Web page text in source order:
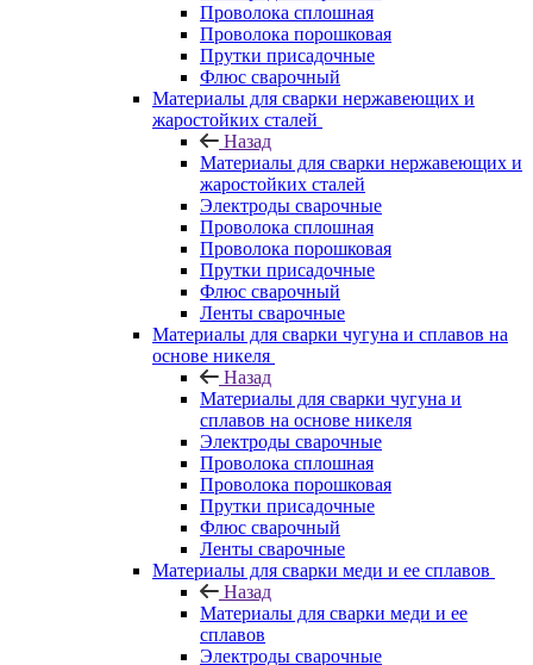
Проволока сплошная
Проволока порошковая
Прутки присадочные
Флюс сварочный
Материалы для сварки нержавеющих и
жаростойких сталей
Назад
Материалы для сварки нержавеющих и
жаростойких сталей
Электроды сварочные
Проволока сплошная
Проволока порошковая
Прутки присадочные
Флюс сварочный
Ленты сварочные
Материалы для сварки чугуна и сплавов на
основе никеля
Назад
Материалы для сварки чугуна и
сплавов на основе никеля
Электроды сварочные
Проволока сплошная
Проволока порошковая
Прутки присадочные
Флюс сварочный
Ленты сварочные
Материалы для сварки меди и ее сплавов
Назад
Материалы для сварки меди и ее
сплавов
Электроды сварочные